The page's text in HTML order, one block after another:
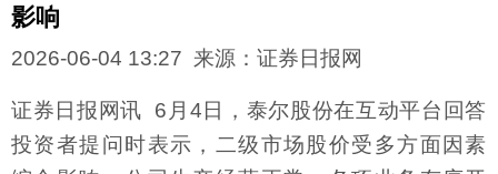
影响
2026-06-04 13:27 来源：证券日报网
证券日报网讯 6月4日，泰尔股份在互动平台回答
投资者提问时表示，二级市场股价受多方面因素